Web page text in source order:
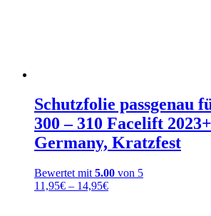
Schutzfolie passgenau
300 – 310 Facelift
Germany, Kratzfest
Bewertet mit 5.00 von 5
11,95€ – 14,95€Preisspanne: